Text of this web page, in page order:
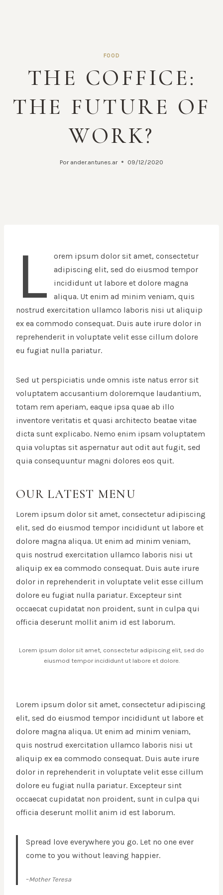
FOOD
THE COFFICE:
THE FUTURE OF
WORK?
Por ander.antunes.ar 09/12/2020
L
orem ipsum dolor sit amet, consectetur
adipiscing elit, sed do eiusmod tempor
incididunt ut labore et dolore magna
aliqua. Ut enim ad minim veniam, quis
nostrud exercitation ullamco laboris nisi ut aliquip
ex ea commodo consequat. Duis aute irure dolor in
reprehenderit in voluptate velit esse cillum dolore
eu fugiat nulla pariatur.
Sed ut perspiciatis unde omnis iste natus error sit
voluptatem accusantium doloremque laudantium,
totam rem aperiam, eaque ipsa quae ab illo
inventore veritatis et quasi architecto beatae vitae
dicta sunt explicabo. Nemo enim ipsam voluptatem
quia voluptas sit aspernatur aut odit aut fugit, sed
quia consequuntur magni dolores eos quit.
OUR LATEST MENU
Lorem ipsum dolor sit amet, consectetur adipiscing
elit, sed do eiusmod tempor incididunt ut labore et
dolore magna aliqua. Ut enim ad minim veniam,
quis nostrud exercitation ullamco laboris nisi ut
aliquip ex ea commodo consequat. Duis aute irure
dolor in reprehenderit in voluptate velit esse cillum
dolore eu fugiat nulla pariatur. Excepteur sint
occaecat cupidatat non proident, sunt in culpa qui
officia deserunt mollit anim id est laborum.
Lorem ipsum dolor sit amet, consectetur adipiscing elit, sed do
eiusmod tempor incididunt ut labore et dolore.
Lorem ipsum dolor sit amet, consectetur adipiscing
elit, sed do eiusmod tempor incididunt ut labore et
dolore magna aliqua. Ut enim ad minim veniam,
quis nostrud exercitation ullamco laboris nisi ut
aliquip ex ea commodo consequat. Duis aute irure
dolor in reprehenderit in voluptate velit esse cillum
dolore eu fugiat nulla pariatur. Excepteur sint
occaecat cupidatat non proident, sunt in culpa qui
officia deserunt mollit anim id est laborum.
Spread love everywhere you go. Let no one ever
come to you without leaving happier.
–Mother Teresa